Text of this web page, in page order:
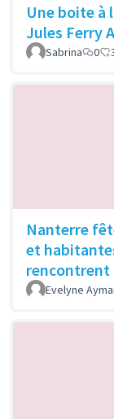
Une boite à
Jules Ferry
Sabrina 0
Nanterre
et
rencontrent
Evelyne